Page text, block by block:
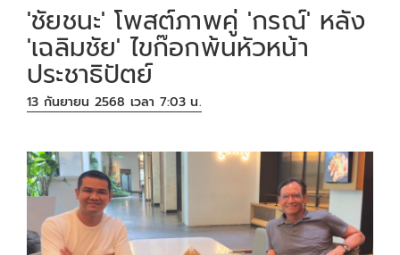
'ชัยชนะ' โพสต์ภาพคู่ 'กรณ์' หลัง
'เฉลิมชัย' ไขก๊อกพ้นหัวหน้า
ประชาธิปัตย์
13 กันยายน 2568 เวลา 7:03 น.